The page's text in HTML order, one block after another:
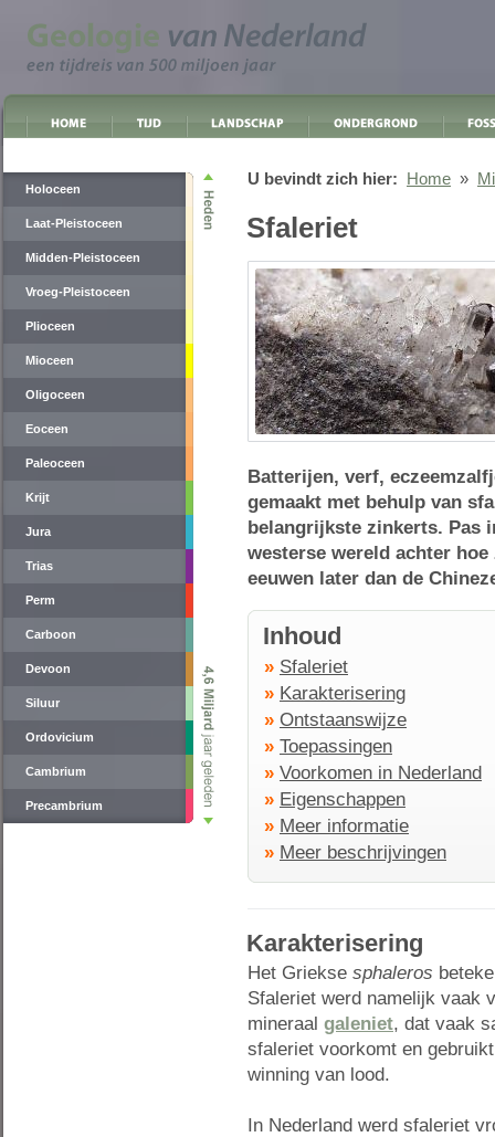
Holoceen
Laat-Pleistoceen
Midden-Pleistoceen
Vroeg-Pleistoceen
Plioceen
Mioceen
Oligoceen
Eoceen
Paleoceen
Krijt
Jura
Trias
Perm
Carboon
Devoon
Siluur
Ordovicium
Cambrium
Precambrium
U bevindt zich hier: Home »
Sfaleriet
Batterijen, verf,
gemaakt met behulp van
belangrijkste zinkerts. Pas
westerse wereld achter
eeuwen later dan de
Inhoud
» Sfaleriet
» Karakterisering
» Ontstaanswijze
» Toepassingen
» Voorkomen in Nederland
» Eigenschappen
» Meer informatie
» Meer beschrijvingen
Karakterisering
Het Griekse sphaleros
Sfaleriet werd namelijk vaak
mineraal galeniet, dat vaak
sfaleriet voorkomt en
winning van lood.
In Nederland werd sfaleriet